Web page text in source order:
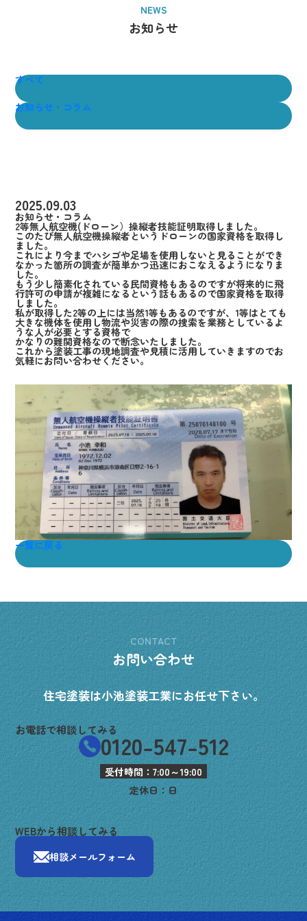
お知らせ
NEWS
すべて
お知らせ・コラム
2025.09.03
お知らせ・コラム
2等無人航空機(ドローン）操縦者技能証明取得しました。
このたび無人航空機操縦者というドローンの国家資格を取得し
ました。
これにより今までハシゴや足場を使用しないと見ることができ
なかった箇所の調査が簡単かつ迅速におこなえるようになりま
した。
もう少し簡素化されている民間資格もあるのですが将来的に飛
行許可の申請が複雑になるという話もあるので国家資格を取得
しました。
私が取得した2等の上には当然1等もあるのですが、1等はとても
大きな機体を使用し物流や災害の際の捜索を業務としているよ
うな人が必要とする資格で
かなりの難関資格なので断念いたしました。
これから塗装工事の現地調査や見積に活用していきますのでお
気軽にお問い合わせください。
一覧に戻る
お問い合わせ
CONTACT
住宅塗装は小池塗装工業にお任せ下さい。
お電話で相談してみる0120-547-512
受付時間：7:00～19:00
定休日：日
WEBから相談してみる
相談メールフォーム